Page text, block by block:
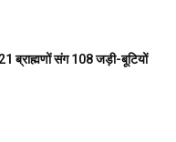
ब्राह्मणों संग 108 जड़ी-बूटियों